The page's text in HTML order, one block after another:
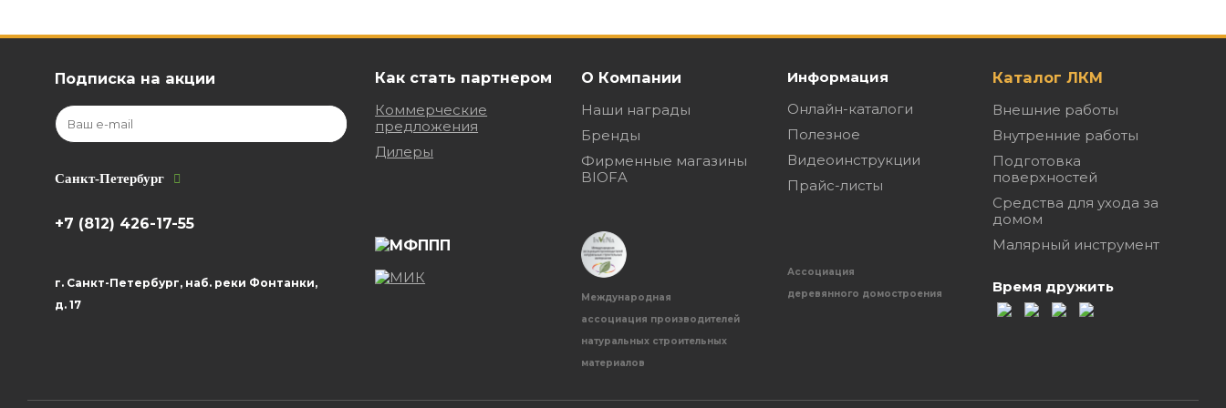
Подписка на акции
Санкт-Петербург
+7 (812) 426-17-55
г. Санкт-Петербург, наб. реки Фонтанки,
д. 17
Как стать партнером
Коммерческие
предложения
Дилеры
О Компании
Наши награды
Бренды
Фирменные магазины
BIOFA
Международная
ассоциация производителей
натуральных строительных
материалов
Информация
Онлайн-каталоги
Полезное
Видеоинструкции
Прайс-листы
Ассоциация
деревянного домостроения
Каталог ЛКМ
Внешние работы
Внутренние работы
Подготовка
поверхностей
Средства для ухода за
домом
Малярный инструмент
Время дружить